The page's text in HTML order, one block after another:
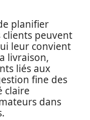
planifier
clients peuvent
leur convient
livraison,
liés aux
fine des
claire
dans